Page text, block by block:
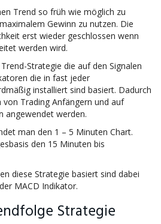
Trend so früh wie möglich zu
Gewinn zu nutzen. Die
erst wieder geschlossen wenn
werden wird.
Strategie die auf den Signalen
die in fast jeder
installiert sind basiert. Dadurch
von Trading Anfängern und auf
angewendet werden.
man den 1 – 5 Minuten Chart.
den 15 Minuten bis
diese Strategie basiert sind dabei
MACD Indikator.
Strategie